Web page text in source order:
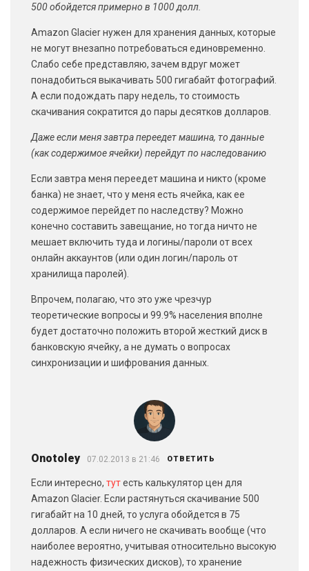
500 обойдется примерно в 1000 долл.
Amazon Glacier нужен для хранения данных, которые
не могут внезапно потребоваться единовременно.
Слабо себе представляю, зачем вдруг может
понадобиться выкачивать 500 гигабайт фотографий.
А если подождать пару недель, то стоимость
скачивания сократится до пары десятков долларов.
Даже если меня завтра переедет машина, то данные
(как содержимое ячейки) перейдут по наследованию
Если завтра меня переедет машина и никто (кроме
банка) не знает, что у меня есть ячейка, как ее
содержимое перейдет по наследству? Можно
конечно составить завещание, но тогда ничто не
мешает включить туда и логины/пароли от всех
онлайн аккаунтов (или один логин/пароль от
хранилища паролей).
Впрочем, полагаю, что это уже чрезчур
теоретические вопросы и 99.9% населения вполне
будет достаточно положить второй жесткий диск в
банковскую ячейку, а не думать о вопросах
синхронизации и шифрования данных.
Onotoley 07.02.2013 в 21:46 ОТВЕТИТЬ
Если интересно, тутесть калькулятор цен для
Amazon Glacier. Если растянуться скачивание 500
гигабайт на 10 дней, то услуга обойдется в 75
долларов. А если ничего не скачивать вообще (что
наиболее вероятно, учитывая относительно высокую
надежность физических дисков), то хранение